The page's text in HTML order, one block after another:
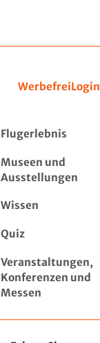
WerbefreiLogin
Flugerlebnis
Museen und
Ausstellungen
Wissen
Quiz
Veranstaltungen,
Konferenzen und
Messen